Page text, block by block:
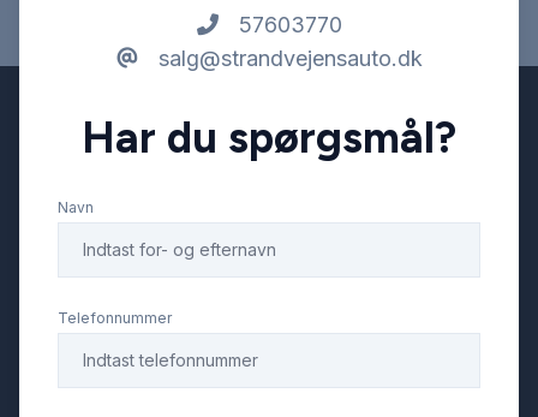
USB-A tilslutning
57603770
salg@strandvejensauto.dk
Har du spørgsmål?
Navn
Telefonnummer